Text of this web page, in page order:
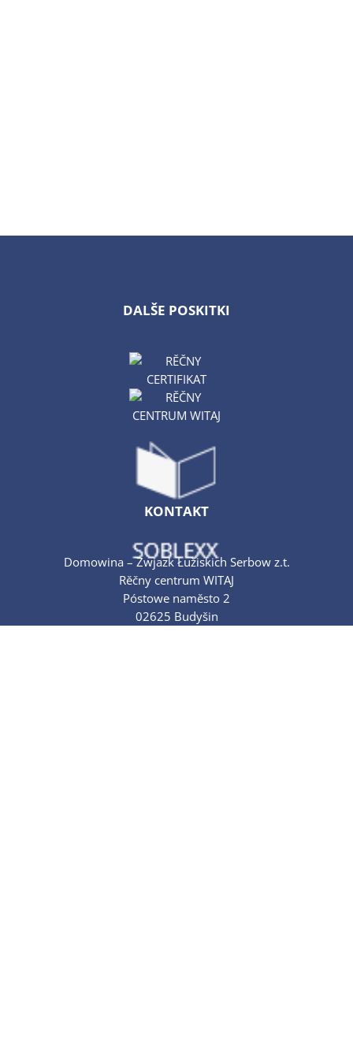
DALŠE POSKITKI
KONTAKT
Domowina – Zwjazk Łužiskich Serbow z.t.
Rěčny centrum WITAJ
Póstowe naměsto 2
02625 Budyšin